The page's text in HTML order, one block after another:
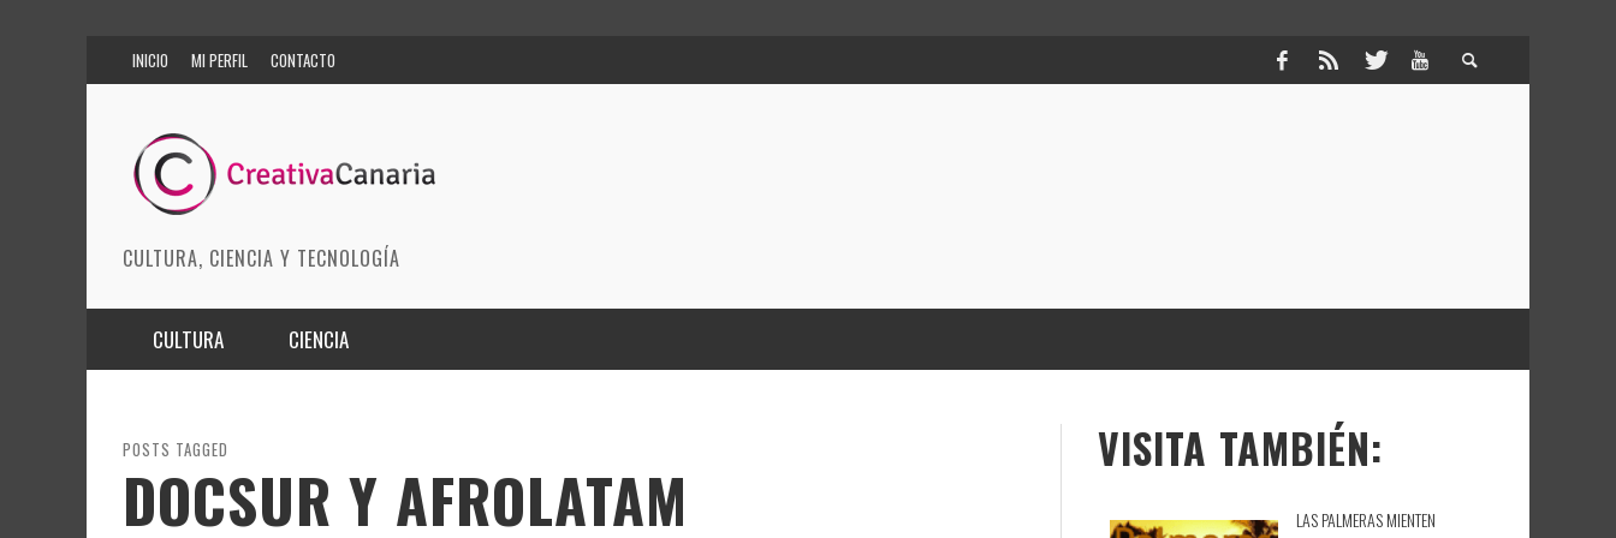
INICIO MI PERFIL CONTACTO
CULTURA, CIENCIA Y TECNOLOGÍA
CULTURA
ARTES ESCÉNICAS
MODA
CIENCIA
INNOVACIÓN
CIENCIAS DE LA TIERRA
POSTS TAGGED
DOCSUR Y AFROLATAM
VISITA TAMBIÉN:
LAS PALMERAS MIENTEN